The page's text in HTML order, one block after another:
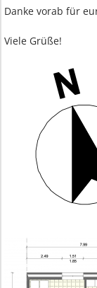
Danke vorab für
Viele Grüße!